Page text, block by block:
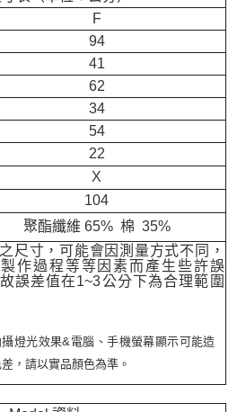
F
94
41
62
34
54
22
X
104
聚酯纖維 65% 棉 35%
尺寸，可能會因測量方式不同，
作過程等等因素而產生些許誤
誤差值在1~3公分下為合理範圍
攝燈光效果&電腦、手機螢幕顯示可能造
，請以實品顏色為準。